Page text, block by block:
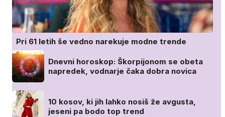
Pri 61 letih še vedno narekuje modne trende
Dnevni horoskop: Škorpijonom se obeta
napredek, vodnarje čaka dobra novica
10 kosov, ki jih lahko nosiš že avgusta,
jeseni pa bodo top trend